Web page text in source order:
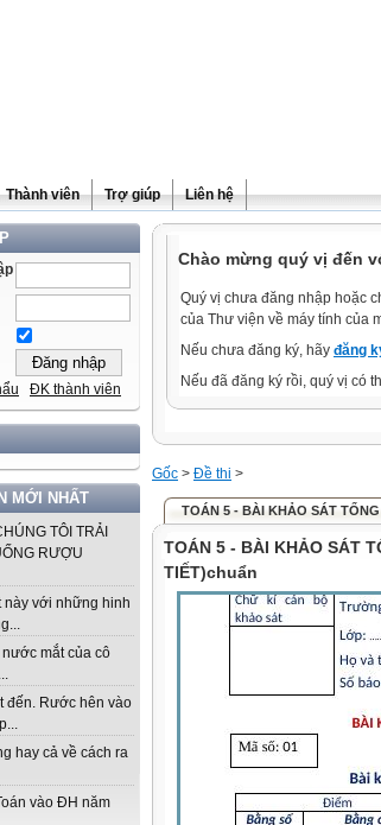
Thành viên Trợ giúp Liên hệ
ĐK thành viên
MỚI NHẤT
TÔI TRẢI
RƯỢU
này với những hinh
mắt của cô
đến. Rước hên vào
hay cả về cách ra
vào ĐH năm
Chào mừng quý vị đến
Quý vị chưa đăng nhập hoặc
của Thư viện về máy tính của
Nếu chưa đăng ký, hãy đăng
Nếu đã đăng ký rồi, quý vị có
Gốc > Đề thi >
TOÁN 5 - BÀI KHẢO SÁT
TOÁN 5 - BÀI KHẢO SÁT
TIẾT)chuẩn